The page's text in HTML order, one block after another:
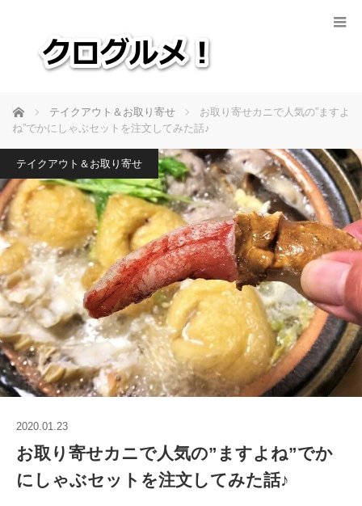
ホーム テイクアウト＆お取り寄せ
お取り寄せカニで人気の”ますよ
ね”でかにしゃぶセットを注文してみた話♪
テイクアウト＆お取り寄せ
2020.01.23
お取り寄せカニで人気の”ますよね”でか
にしゃぶセットを注文してみた話♪